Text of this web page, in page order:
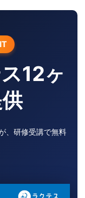
12ヶ
、研修受講で無料